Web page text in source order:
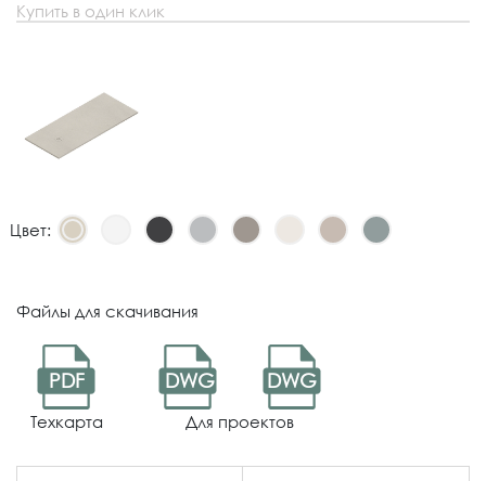
Купить в один клик
Цвет:
Файлы для скачивания
PDF
Техкарта
DWG DWG
Для проектов